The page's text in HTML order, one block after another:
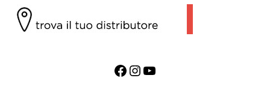
Facebook InstagramYouTube